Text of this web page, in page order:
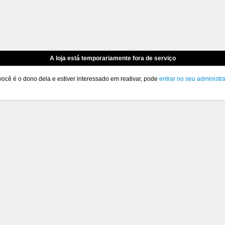
A loja está temporariamente fora de serviço
é o dono dela e estiver interessado em reativar, pode entrar no seu